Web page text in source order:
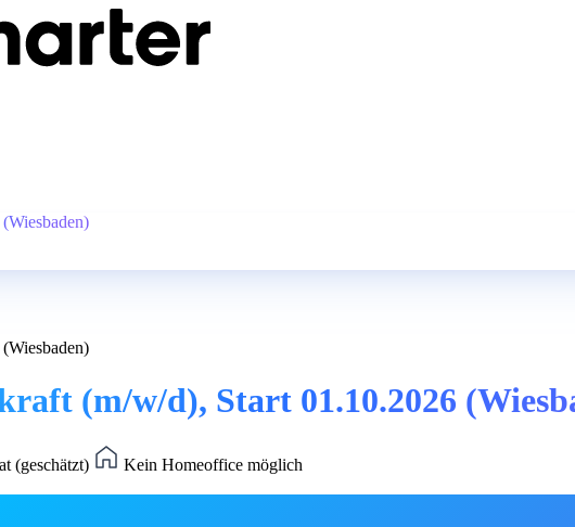
(m/w/d), Start 01.10.2026
(geschätzt)
Kein Homeoffice möglich